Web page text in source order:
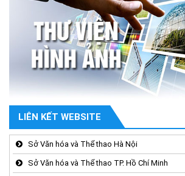
LIÊN KẾT WEBSITE
Sở Văn hóa và Thể thao Hà Nội
Sở Văn hóa và Thể thao TP. Hồ Chí Minh